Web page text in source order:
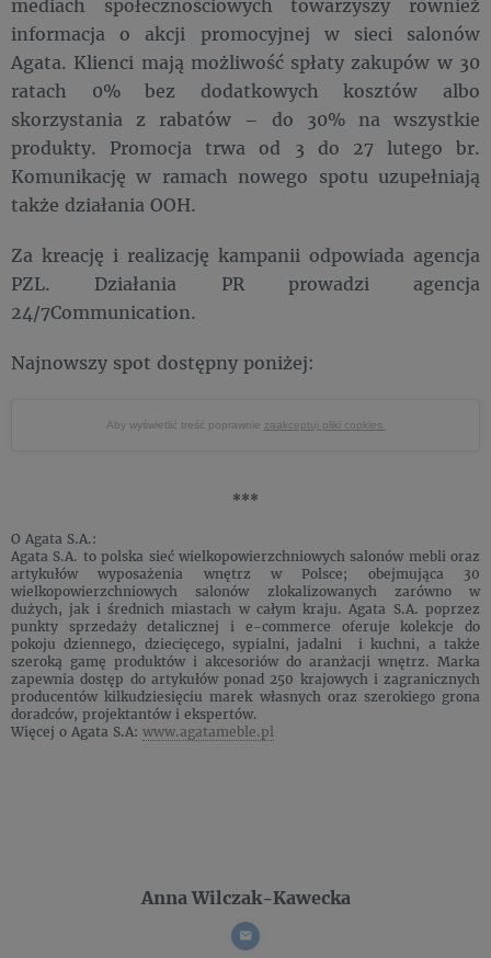
mediach społecznościowych towarzyszy również
informacja o akcji promocyjnej w sieci salonów
Agata. Klienci mają możliwość spłaty zakupów w 30
ratach 0% bez dodatkowych kosztów albo
skorzystania z rabatów – do 30% na wszystkie
produkty. Promocja trwa od 3 do 27 lutego br.
Komunikację w ramach nowego spotu uzupełniają
także działania OOH.
Za kreację i realizację kampanii odpowiada agencja
PZL. Działania PR prowadzi agencja
24/7Communication.
Najnowszy spot dostępny poniżej:
Aby wyświetlić treść poprawnie zaakceptuj pliki cookies.
***
O Agata S.A.:
Agata S.A. to polska sieć wielkopowierzchniowych salonów mebli oraz
artykułów wyposażenia wnętrz w Polsce; obejmująca 30
wielkopowierzchniowych salonów zlokalizowanych zarówno w
dużych, jak i średnich miastach w całym kraju. Agata S.A. poprzez
punkty sprzedaży detalicznej i e-commerce oferuje kolekcje do
pokoju dziennego, dziecięcego, sypialni, jadalni i kuchni, a także
szeroką gamę produktów i akcesoriów do aranżacji wnętrz. Marka
zapewnia dostęp do artykułów ponad 250 krajowych i zagranicznych
producentów kilkudziesięciu marek własnych oraz szerokiego grona
doradców, projektantów i ekspertów.
Więcej o Agata S.A: www.agatameble.pl
Anna Wilczak-Kawecka